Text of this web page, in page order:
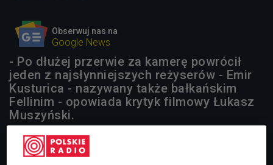
Obserwuj nas na
Google News
- Po dłużej przerwie za kamerę powrócił
jeden z najsłynniejszych reżyserów - Emir
Kusturica - nazywany także bałkańskim
Fellinim - opowiada krytyk filmowy Łukasz
Muszyński.
AUDIO 1 plik